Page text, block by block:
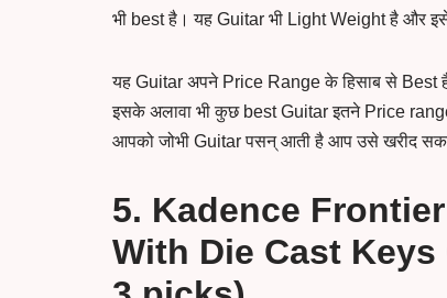
भी best है। यह Guitar भी Light Weight है और
यह Guitar अपने Price Range के हिसाब से Best
इसके अलावा भी कुछ best Guitar इतने Price
आपको जोभी Guitar पसन् आती है आप उसे खरीद
5. Kadence
With Die Cast